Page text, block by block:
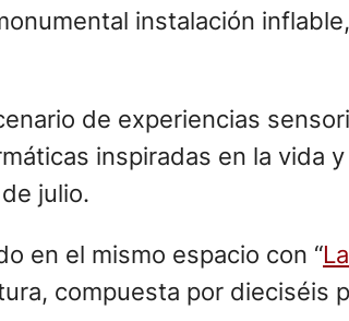
instalación
de experiencias
inspiradas en la vida
julio.
en el mismo espacio con “
compuesta por dieciséis